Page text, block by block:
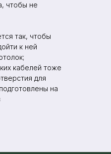
чтобы не
так, чтобы
к ней
кабелей тоже
для
на